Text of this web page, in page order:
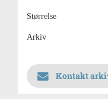
Størrelse
Arkiv
Kontakt